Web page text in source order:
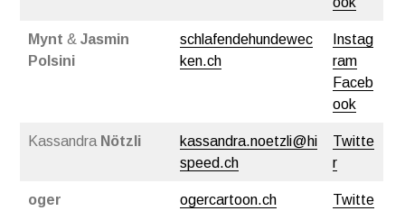
Mynt &Jasmin
Polsini
schlafendehundewec
ken.ch
Instag
ram
Faceb
ook
Kassandra Nötzli
kassandra.noetzli@hi
speed.ch
Twitte
r
oger ogercartoon.ch
Twitte